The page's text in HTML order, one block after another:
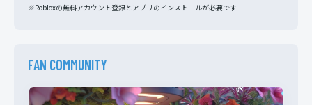
※Robloxの無料アカウント登録とアプリのインストールが必要です
FAN COMMUNITY